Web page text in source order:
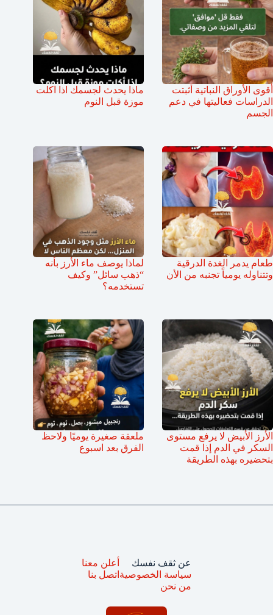
أقوى الأوراق النباتية أثبتت
الدراسات فعاليتها في دعم
الجسم
ماذا يحدث لجسمك اذا اكلت
موزة قبل النوم
طعام يدمر الغدة الدرقية
وتتناوله يومياً تجنبه من الأن
لماذا يوصف ماء الأرز بأنه
“ذهب سائل” وكيف
تستخدمه؟
الأرز الأبيض لا يرفع مستوى
السكر في الدم إذا قمت
بتحضيره بهذه الطريقة
ملعقة صغيرة يوميًا ولاحظ
الفرق بعد اسبوع
عن ثقف نفسك
سياسة الخصوصية
من نحن
أعلن معنا
اتصل بنا